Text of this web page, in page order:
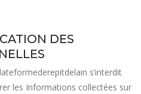
DES
s’interdit
les Informations collectées sur